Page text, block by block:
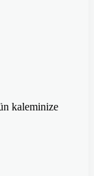
kaleminize